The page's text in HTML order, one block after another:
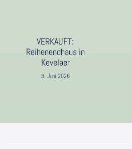
VERKAUFT:
Reihenendhaus in
Kevelaer
8. Juni 2026